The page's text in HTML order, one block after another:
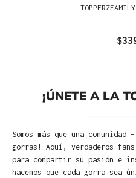
¡ÚNETE A LA
Somos más que una comunidad
gorras! Aquí, verdaderos
para compartir su pasión e
hacemos que cada gorra sea